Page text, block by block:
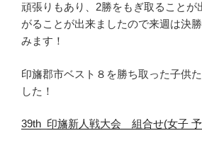
頑張りもあり、2勝をもぎ取ることが
がることが出来ましたので来週は決
みます！
印旛郡市ベスト８を勝ち取った子供
した！
39th_印旛新人戦大会 組合せ(女子